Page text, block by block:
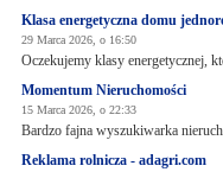
Klasa energetyczna domu
29 Marca 2026, o 16:50
Oczekujemy klasy energetycznej,
Momentum Nieruchomości
15 Marca 2026, o 22:33
Bardzo fajna wyszukiwarka
Reklama rolnicza - adagri.com